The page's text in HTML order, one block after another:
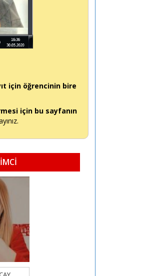
için öğrencinin bire
için bu sayfanın